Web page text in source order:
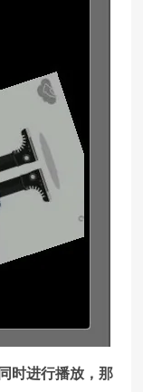
时进行播放，那